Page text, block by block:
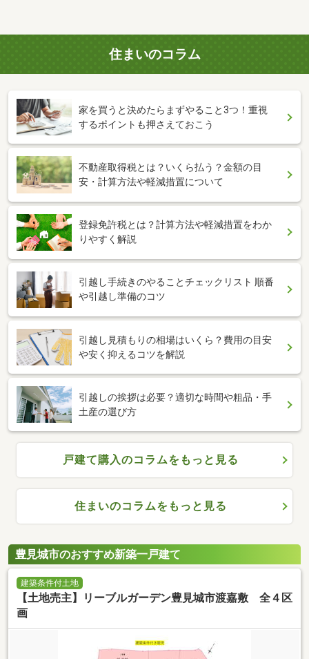
住まいのコラム
家を買うと決めたらまずやること3つ！重視
するポイントも押さえておこう
不動産取得税とは？いくら払う？金額の目
安・計算方法や軽減措置について
登録免許税とは？計算方法や軽減措置をわか
りやすく解説
引越し手続きのやることチェックリスト 順番
や引越し準備のコツ
引越し見積もりの相場はいくら？費用の目安
や安く抑えるコツを解説
引越しの挨拶は必要？適切な時間や粗品・手
土産の選び方
戸建て購入のコラムをもっと見る
住まいのコラムをもっと見る
豊見城市のおすすめ新築一戸建て
建築条件付土地
【土地売主】リーブルガーデン豊見城市渡嘉敷 全４区
画